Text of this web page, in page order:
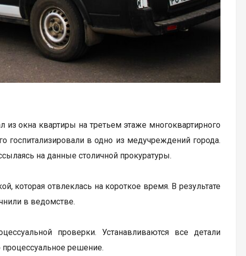
окна квартиры на третьем этаже многоквартирного
госпитализировали в одно из медучреждений города.
на данные столичной прокуратуры.
которая отвлеклась на короткое время. В результате
в ведомстве.
проверки. Устанавливаются все детали
решение.